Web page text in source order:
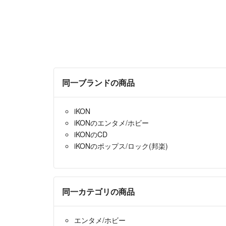
同一ブランドの商品
iKON
iKONのエンタメ/ホビー
iKONのCD
iKONのポップス/ロック(邦楽)
同一カテゴリの商品
エンタメ/ホビー